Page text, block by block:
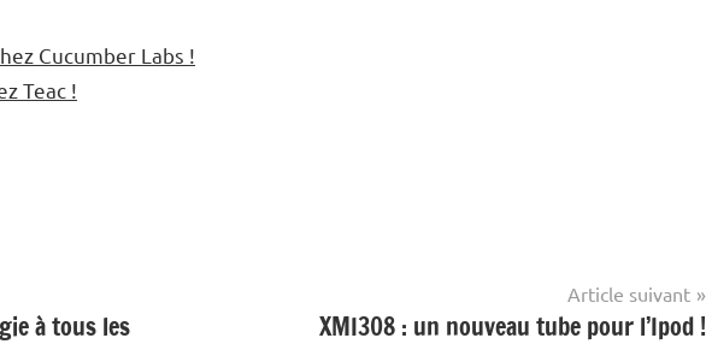
Cucumber Labs !
Teac !
à tous les
Article suivant
XMI308 : un nouveau tube pour l’Ipod !